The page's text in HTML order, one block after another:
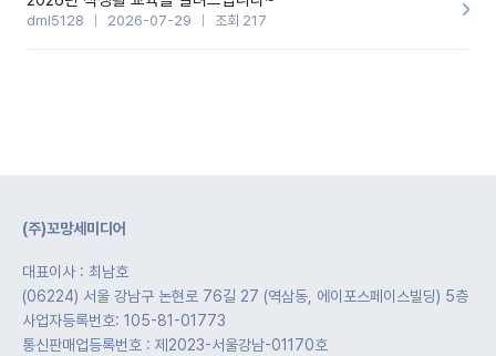
dml5128 2026-07-29 조회 217
(주)꼬망세미디어
대표이사 : 최남호
(06224) 서울 강남구 논현로 76길 27 (역삼동, 에이포스페이스빌딩) 5층
사업자등록번호: 105-81-01773
통신판매업등록번호 : 제2023-서울강남-01170호